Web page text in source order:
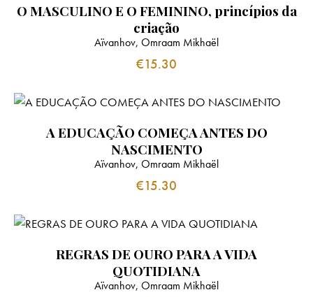
O MASCULINO E O FEMININO, princípios da
criação
Aïvanhov, Omraam Mikhaël
€15.30
A EDUCAÇÃO COMEÇA ANTES DO
NASCIMENTO
Aïvanhov, Omraam Mikhaël
€15.30
REGRAS DE OURO PARA A VIDA
QUOTIDIANA
Aïvanhov, Omraam Mikhaël